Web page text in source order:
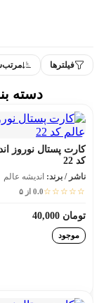
درباره ما
همه محصولات
دسته بندی
فیلترها
دسته
کارت پستال نوروز
کد 22
ناشر / برند: اندیشه عالم
☆☆☆☆☆0.0 از ۵
تومان 40,000
موجود